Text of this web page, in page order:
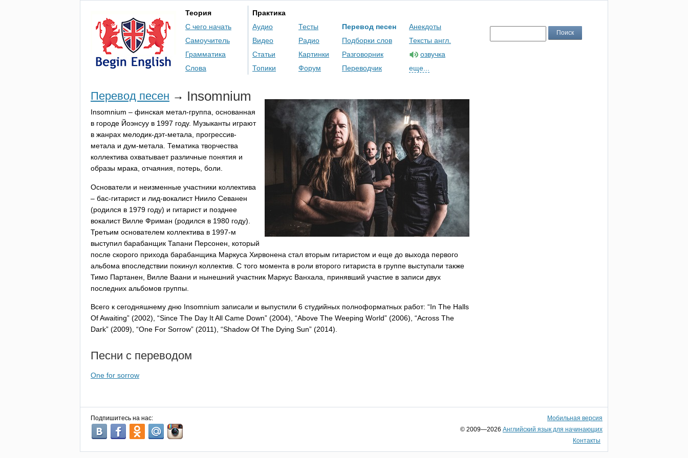
Теория
С чего начать
Самоучитель
Грамматика
Слова
Практика
Аудио
Видео
Статьи
Топики
Тесты
Радио
Картинки
Форум
Перевод песен
Подборки слов
Разговорник
Переводчик
Анекдоты
Тексты англ.
озвучка
еще...
Перевод песен → Insomnium
Insomnium – финская метал-группа, основанная
в городе Йоэнсуу в 1997 году. Музыканты играют
в жанрах мелодик-дэт-метала, прогрессив-
метала и дум-метала. Тематика творчества
коллектива охватывает различные понятия и
образы мрака, отчаяния, потерь, боли.
Основатели и неизменные участники коллектива
– бас-гитарист и лид-вокалист Ниило Севанен
(родился в 1979 году) и гитарист и позднее
вокалист Вилле Фриман (родился в 1980 году).
Третьим основателем коллектива в 1997-м
выступил барабанщик Тапани Персонен, который
после скорого прихода барабанщика Маркуса Хирвонена стал вторым гитаристом и еще до выхода первого
альбома впоследствии покинул коллектив. С того момента в роли второго гитариста в группе выступали также
Тимо Партанен, Вилле Ваани и нынешний участник Маркус Ванхала, принявший участие в записи двух
последних альбомов группы.
Всего к сегодняшнему дню Insomnium записали и выпустили 6 студийных полноформатных работ: “In The Halls
OfAwaiting” (2002), “Since The Day ItAll Came Down” (2004), “Above The Weeping World” (2006), “Across The
Dark” (2009), “One For Sorrow” (2011), “Shadow Of The Dying Sun” (2014).
Песни с переводом
One for sorrow
Подпишитесь на нас:
Мобильная версия
© 2009—2026 Английский язык для начинающих
Контакты